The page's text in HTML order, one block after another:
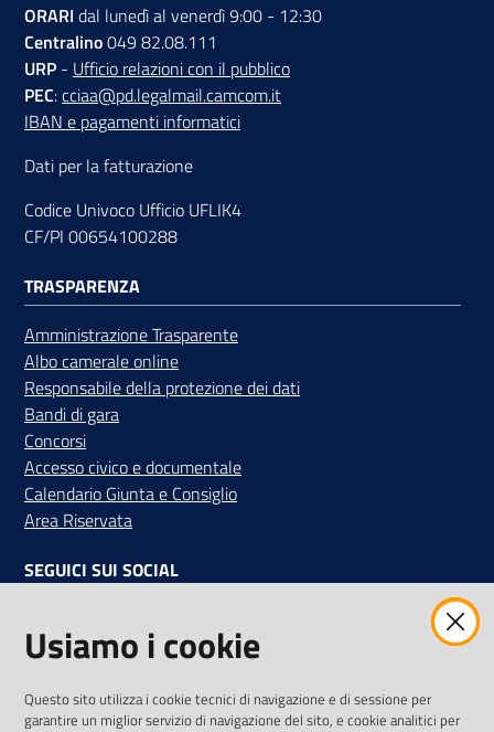
ORARI dal lunedì al venerdì 9:00 - 12:30
Centralino049 82.08.111
URP - Ufficio relazioni con il pubblico
PEC:cciaa@pd.legalmail.camcom.it
IBAN e pagamenti informatici
Dati per la fatturazione
Codice Univoco Ufficio UFLIK4
CF/PI 00654100288
TRASPARENZA
Amministrazione Trasparente
Albo camerale online
Responsabile della protezione dei dati
Bandi di gara
Concorsi
Accesso civico e documentale
Calendario Giunta e Consiglio
Area Riservata
SEGUICI SUI SOCIAL
Ricevi tutti gli aggiornamenti su eventi, nuove opportunità e
Usiamo i cookie
Questo sito utilizza i cookie tecnici di navigazione e di sessione per
garantire un miglior servizio di navigazione del sito, e cookie analitici per